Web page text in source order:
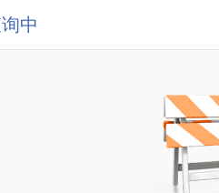
中